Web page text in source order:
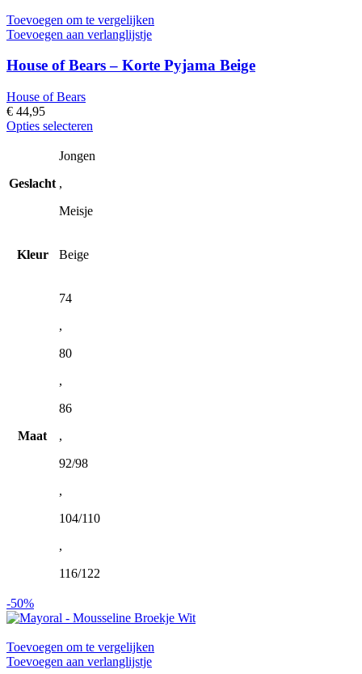
Toevoegen om te vergelijken
Toevoegen aan verlanglijstje
House of Bears – Korte Pyjama Beige
House of Bears
€ 44,95
Opties selecteren
heeft
optie
Geslacht
Jongen
,
Meisje
Kleur Beige
Maat
74
,
80
,
86
,
92/98
,
104/110
,
116/122
-50%
Toevoegen om te vergelijken
Toevoegen aan verlanglijstje